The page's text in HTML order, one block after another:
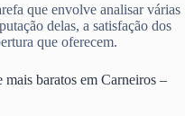
que envolve analisar várias
delas, a satisfação dos
que oferecem.
mais baratos em Carneiros –